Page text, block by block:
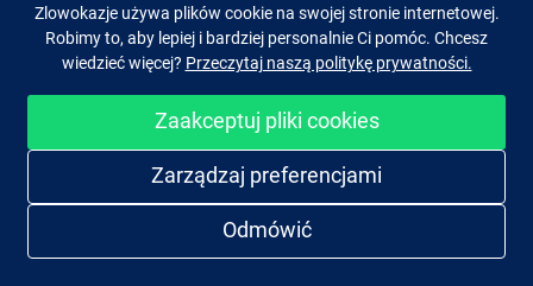
Obserwuj nas Facebook Instagram
Zlowokazje używa plików cookie na swojej stronie internetowej.
Robimy to, aby lepiej i bardziej personalnie Ci pomóc. Chcesz
wiedzieć więcej? Przeczytaj naszą politykę prywatności.
Zaakceptuj pliki cookies
Zarządzaj preferencjami
Odmówić